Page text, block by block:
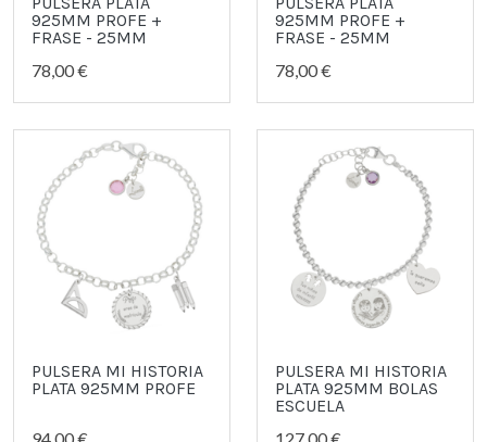
925MM PROFE +
FRASE - 25MM
78,00 €
925MM PROFE +
FRASE - 25MM
78,00 €
PULSERA MI HISTORIA
PLATA 925MM PROFE
94,00 €
PULSERA MI HISTORIA
PLATA 925MM BOLAS
ESCUELA
127,00 €